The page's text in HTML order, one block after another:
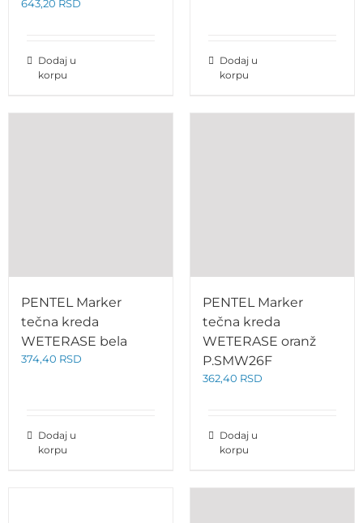
643,20 RSD
Dodaj u
korpu
Dodaj u
korpu
PENTEL Marker
tečna kreda
WETERASE bela
374,40 RSD
Dodaj u
korpu
PENTEL Marker
tečna kreda
WETERASE oranž
P.SMW26F
362,40 RSD
Dodaj u
korpu